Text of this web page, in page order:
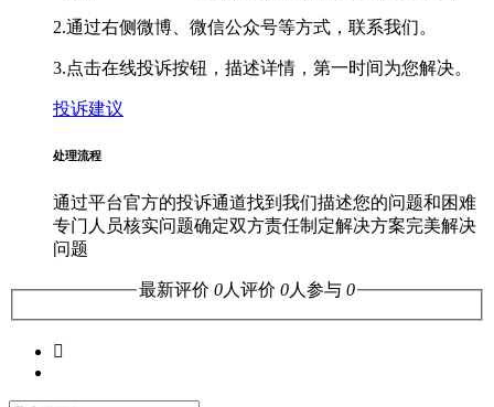
2.通过右侧微博、微信公众号等方式，联系我们。
3.点击在线投诉按钮，描述详情，第一时间为您解决。
投诉建议
处理流程
通过平台官方的投诉通道找到我们描述您的问题和困难
专门人员核实问题确定双方责任制定解决方案完美解决
问题
最新评价 0人评价 0人参与 0
